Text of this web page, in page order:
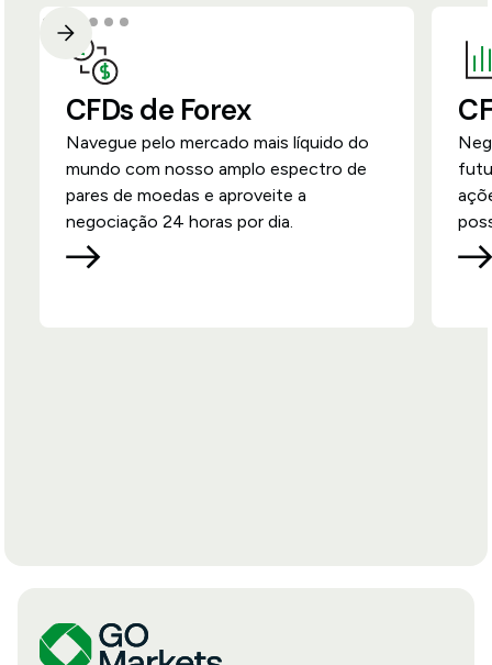
CFDs de Forex
Navegue pelo mercado mais líquido do
mundo com nosso amplo espectro de
pares de moedas e aproveite a
negociação 24 horas por dia.